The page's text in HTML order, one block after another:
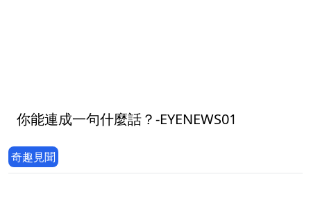
你能連成一句什麼話？-EYENEWS01
奇趣見聞